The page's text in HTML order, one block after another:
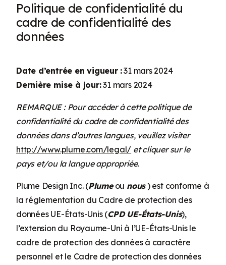
Politique de confidentialité du
cadre de confidentialité des
données
Date d’entrée en vigueur :31 mars 2024
Dernière mise à jour:31 mars 2024
REMARQUE : Pour accéder à cette politique de
confidentialité du cadre de confidentialité des
données dans d’autres langues, veuillez visiter
http://www.plume.com/legal/ et cliquer sur le
pays et/ou la langue appropriée.
Plume Design Inc. (Plumeou nous) est conforme à
la réglementation du Cadre de protection des
données UE-États-Unis (CPD UE-États-Unis),
l’extension du Royaume-Uni à l’UE-États-Unis le
cadre de protection des données à caractère
personnel et le Cadre de protection des données